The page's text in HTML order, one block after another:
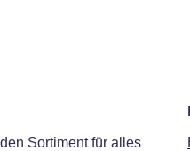
Sortiment für alles